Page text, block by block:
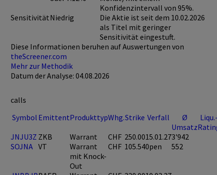
Konfidenzintervall von 95%.
SensitivitätNiedrig
Die Aktie ist seit dem 10.02.2026
als Titel mit geringer
Sensitivität eingestuft.
Diese Informationen beruhen auf Auswertungen von
theScreener.com
Mehr zur Methodik
Datum der Analyse: 04.08.2026
calls
Symbol EmittentProdukttypWhg.Strike Verfall
Ø
Umsatz
JNJU3Z ZKB Warrant CHF 250.0015.01.273'942
SOJNA VT
Warrant
mit Knock-
Out
CHF 105.540pen 552